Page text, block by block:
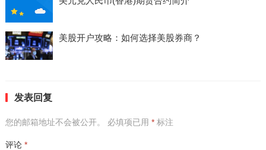
美股开户攻略：如何选择美股券商？
发表回复
您的邮箱地址不会被公开。 必填项已用 *标注
评论 *